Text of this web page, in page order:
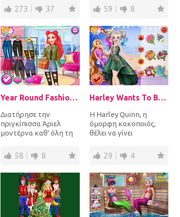
Rapunzel όπου τα κ...
273 37
διασκεδάστε!
Βελτίωσε...
59 8
Year Round Fashionista: Ariel
Διατήρησε την
πριγκίπισσα Άριελ
μοντέρνα καθ' όλη τη
μόδα είναι ένας
τρόπος...
58 8
Harley Wants To Become a Princess
Η Harley Quinn, η
όμορφη κακοποιός,
θέλει να γίνει
με ρούχα και αξεσουάρ
της...
29 4